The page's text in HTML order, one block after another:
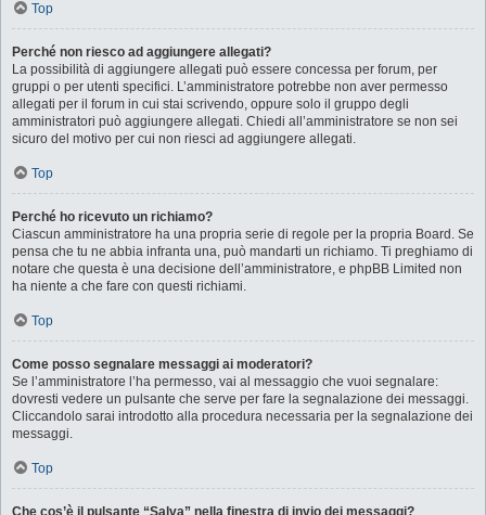
Top
Perché non riesco ad aggiungere allegati?
La possibilità di aggiungere allegati può essere concessa per forum, per
gruppi o per utenti specifici. L’amministratore potrebbe non aver permesso
allegati per il forum in cui stai scrivendo, oppure solo il gruppo degli
amministratori può aggiungere allegati. Chiedi all’amministratore se non sei
sicuro del motivo per cui non riesci ad aggiungere allegati.
Top
Perché ho ricevuto un richiamo?
Ciascun amministratore ha una propria serie di regole per la propria Board. Se
pensa che tu ne abbia infranta una, può mandarti un richiamo. Ti preghiamo di
notare che questa è una decisione dell’amministratore, e phpBB Limited non
ha niente a che fare con questi richiami.
Top
Come posso segnalare messaggi ai moderatori?
Se l’amministratore l’ha permesso, vai al messaggio che vuoi segnalare:
dovresti vedere un pulsante che serve per fare la segnalazione dei messaggi.
Cliccandolo sarai introdotto alla procedura necessaria per la segnalazione dei
messaggi.
Top
Che cos’è il pulsante “Salva” nella finestra di invio dei messaggi?